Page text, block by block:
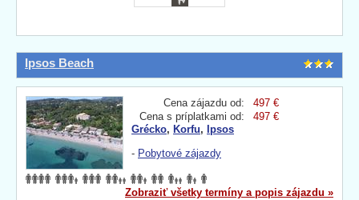
Ipsos Beach
Cena zájazdu od:
497 €
Cena s príplatkami od:
497 €
Grécko, Korfu, Ipsos
- Pobytové zájazdy
Zobraziť všetky termíny a popis zájazdu »